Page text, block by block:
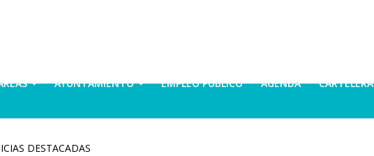
AYUNTAMIENTO EMPLEO PÚBLICO AGENDA CARTELERA
DESTACADAS